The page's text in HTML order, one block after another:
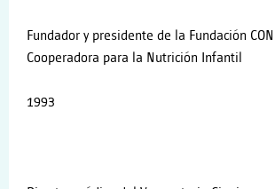
Fundador y presidente de la Fundación
Cooperadora para la Nutrición Infantil
1993